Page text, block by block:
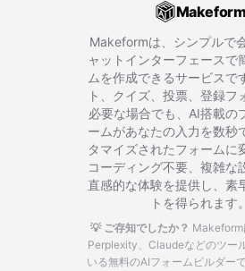
Makeform
Makeformは、シンプルで
ャットインターフェースで
ムを作成できるサービスで
ト、クイズ、投票、登録フ
必要な場合でも、AI搭載の
ームがあなたの入力を数秒
タマイズされたフォームに
コーディング不要、複雑な
直感的な体験を提供し、素
トを得られます。
💡 ご存知でしたか？ Makeform
Perplexity、Claudeなどのツー
いる無料のAIフォームビルダーで